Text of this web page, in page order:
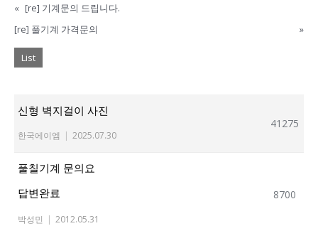
« [re] 기계문의 드립니다.
[re] 풀기계 가격문의
»
List
신형 벽지걸이 사진
한국에이엠 | 2025.07.30
41275
풀칠기계 문의요
답변완료
박성민 | 2012.05.31
8700